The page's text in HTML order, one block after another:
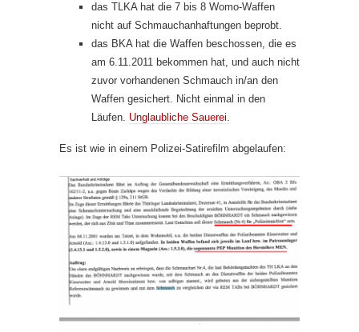
das TLKA hat die 7 bis 8 Womo-Waffen
nicht auf Schmauchanhaftungen beprobt.
das BKA hat die Waffen beschossen, die es
am 6.11.2011 bekommen hat, und auch nicht
zuvor vorhandenen Schmauch in/an den
Waffen gesichert. Nicht einmal in den
Läufen. Unglaubliche Sauerei.
Es ist wie in einem Polizei-Satirefilm abgelaufen: